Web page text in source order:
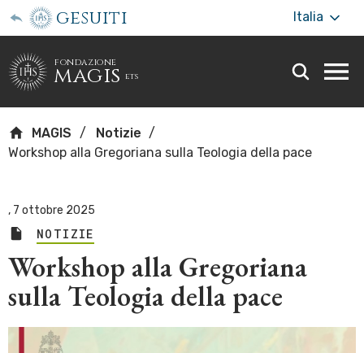
gesuiti Italia
fondazione
magis ets
MAGIS
Notizie
Workshop alla Gregoriana sulla Teologia della pace
, 7 ottobre 2025
NOTIZIE
Workshop alla Gregoriana
sulla Teologia della pace